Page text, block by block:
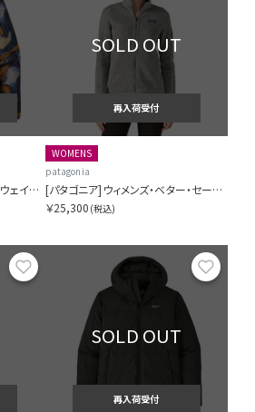
[パタゴニア]ウィメンズ・ライトウェイト・シンチラ・スナップT・プルオーバー
SOLD OUT
再入荷受付
WOMENS
patagonia
[パタゴニア]ウィメンズ・ベター・セーター・ジャケット
￥25,300 (税込)
お気に入り
SOLD OUT
再入荷受付